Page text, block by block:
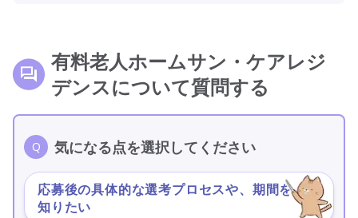
有料老人ホームサン・ケアレジ
デンスについて質問する
気になる点を選択してください
応募後の具体的な選考プロセスや、期間を
知りたい
＞